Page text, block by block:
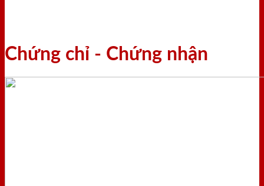
Chứng chỉ - Chứng nhận